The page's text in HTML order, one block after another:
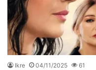
Ikre 04/11/2025 61